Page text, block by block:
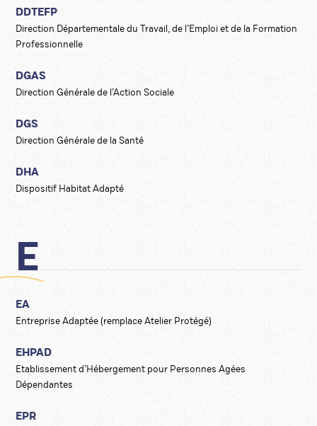
DDTEFP
Direction Départementale du Travail, de l’Emploi et de la Formation
Professionnelle
DGAS
Direction Générale de l’Action Sociale
DGS
Direction Générale de la Santé
DHA
Dispositif Habitat Adapté
E
EA
Entreprise Adaptée (remplace Atelier Protégé)
EHPAD
Etablissement d’Hébergement pour Personnes Agées
Dépendantes
EPR